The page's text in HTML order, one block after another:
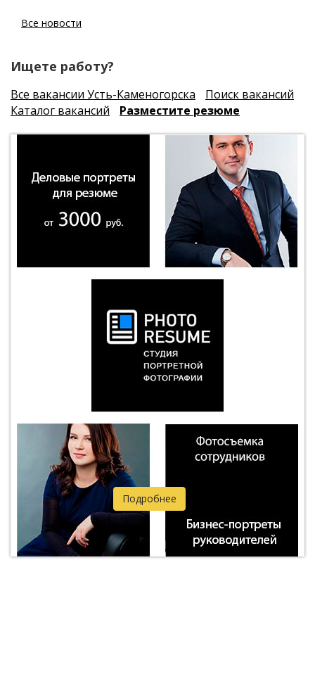
Все новости
Ищете работу?
Все вакансии Усть-Каменогорска
Поиск вакансий
Каталог вакансий
Разместите резюме
Подробнее